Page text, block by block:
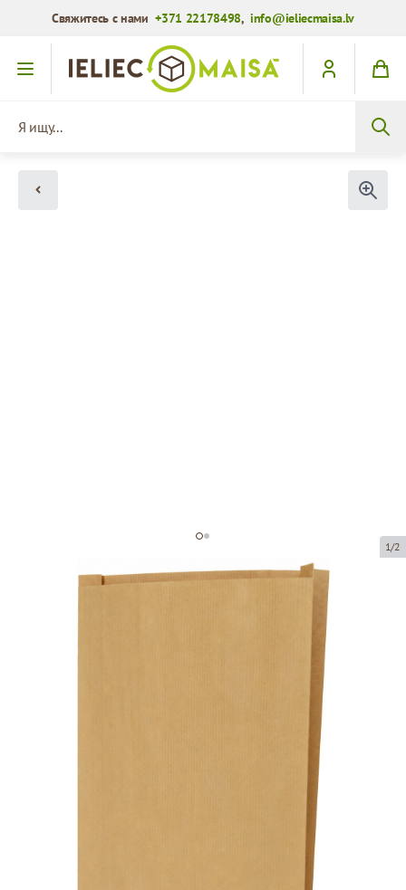
Свяжитесь с нами+371 22178498,info@ieliecmaisa.lv
Перейти к содержимому
1/2
Коричневый бумажный пакет